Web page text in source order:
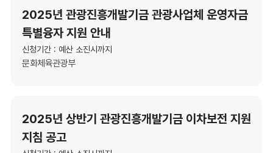
2025년 관광진흥개발기금 관광사업체 운영자금
특별융자 지원 안내
신청기간 : 예산 소진시까지
문화체육관광부
2025년 상반기 관광진흥개발기금 이차보전 지원
지침 공고